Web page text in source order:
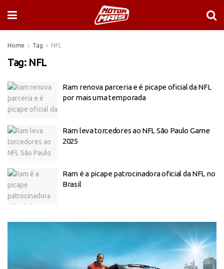
Home Tag NFL
Tag: NFL
Ram renova parceria e é picape oficial da NFL
por mais uma temporada
Ram leva torcedores ao NFL São Paulo Game
2025
Ram é a picape patrocinadora oficial da NFL no
Brasil